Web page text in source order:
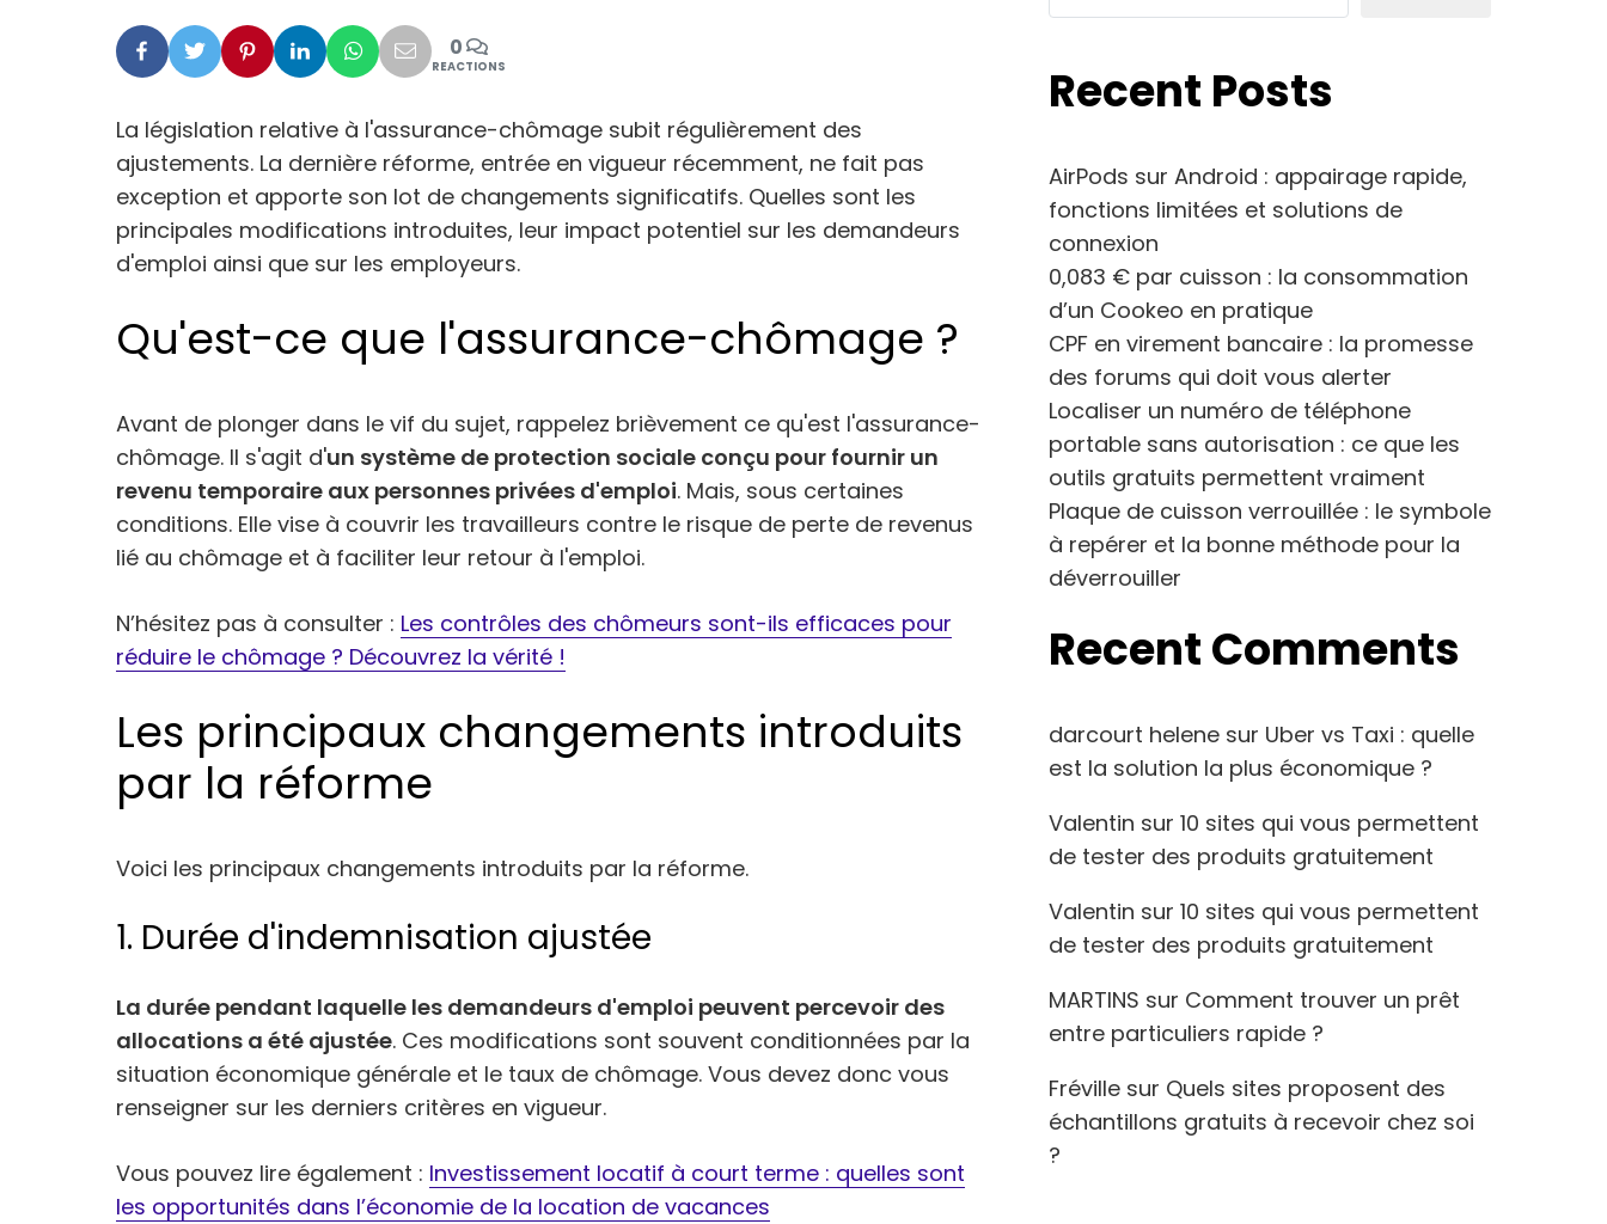
Facebook
Twitter PinterestLinkedinWhatsapp
Mail0
REACTIONS
La législation relative à l'assurance-chômage subit régulièrement des
ajustements. La dernière réforme, entrée en vigueur récemment, ne fait pas
exception et apporte son lot de changements significatifs. Quelles sont les
principales modifications introduites, leur impact potentiel sur les demandeurs
d'emploi ainsi que sur les employeurs.
Qu'est-ce que l'assurance-chômage ?
Avant de plonger dans le vif du sujet, rappelez brièvement ce qu'est l'assurance-
chômage. Il s'agit d'un système de protection sociale conçu pour fournir un
revenu temporaire aux personnes privées d'emploi. Mais, sous certaines
conditions. Elle vise à couvrir les travailleurs contre le risque de perte de revenus
lié au chômage et à faciliter leur retour à l'emploi.
N’hésitez pas à consulter : Les contrôles des chômeurs sont-ils efficaces pour
réduire le chômage ? Découvrez la vérité !
Les principaux changements introduits
par la réforme
Voici les principaux changements introduits par la réforme.
1. Durée d'indemnisation ajustée
La durée pendant laquelle les demandeurs d'emploi peuvent percevoir des
allocations a été ajustée. Ces modifications sont souvent conditionnées par la
situation économique générale et le taux de chômage. Vous devez donc vous
renseigner sur les derniers critères en vigueur.
Vous pouvez lire également : Investissement locatif à court terme : quelles sont
les opportunités dans l’économie de la location de vacances
Recent Posts
AirPods sur Android : appairage rapide,
fonctions limitées et solutions de
connexion
0,083 € par cuisson : la consommation
d’un Cookeo en pratique
CPF en virement bancaire : la promesse
des forums qui doit vous alerter
Localiser un numéro de téléphone
portable sans autorisation : ce que les
outils gratuits permettent vraiment
Plaque de cuisson verrouillée : le symbole
à repérer et la bonne méthode pour la
déverrouiller
Recent Comments
darcourt helene sur Uber vs Taxi : quelle
est la solution la plus économique ?
Valentin sur 10 sites qui vous permettent
de tester des produits gratuitement
Valentin sur 10 sites qui vous permettent
de tester des produits gratuitement
MARTINS sur Comment trouver un prêt
entre particuliers rapide ?
Fréville sur Quels sites proposent des
échantillons gratuits à recevoir chez soi
?